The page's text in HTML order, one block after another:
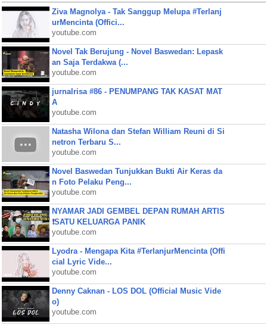
Ziva Magnolya - Tak Sanggup Melupa #Terlanj
urMencinta (Offici...
youtube.com
Novel Tak Berujung - Novel Baswedan: Lepask
an Saja Terdakwa (...
youtube.com
jurnalrisa #86 - PENUMPANG TAK KASAT MAT
A
youtube.com
Natasha Wilona dan Stefan William Reuni di Si
netron Terbaru S...
youtube.com
Novel Baswedan Tunjukkan Bukti Air Keras da
n Foto Pelaku Peng...
youtube.com
NYAMAR JADI GEMBEL DEPAN RUMAH ARTIS
❗SATU KELUARGA PANIK
youtube.com
Lyodra - Mengapa Kita #TerlanjurMencinta (Offi
cial Lyric Vide...
youtube.com
Denny Caknan - LOS DOL (Official Music Vide
o)
youtube.com